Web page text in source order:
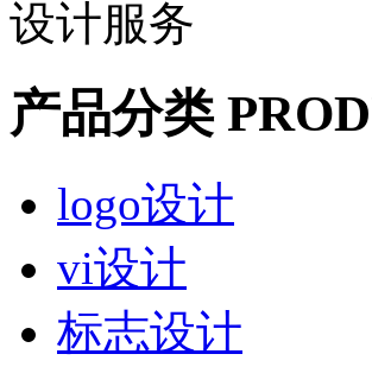
产品分类
logo设计
vi设计
标志设计